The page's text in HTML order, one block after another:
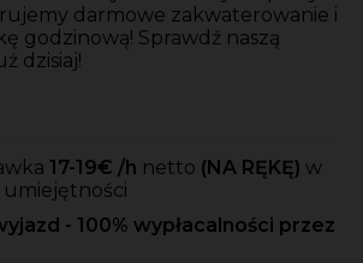
darmowe zakwaterowanie i
godzinową! Sprawdź naszą
dzisiaj!
17-19€ /h netto (NA RĘKĘ) w
umiejętności
- 100% wypłacalności przez